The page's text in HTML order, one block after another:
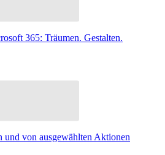
365: Träumen. Gestalten.
und von ausgewählten Aktionen